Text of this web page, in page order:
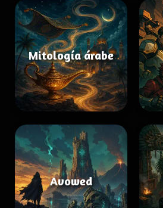
Mitología árabe
Avowed